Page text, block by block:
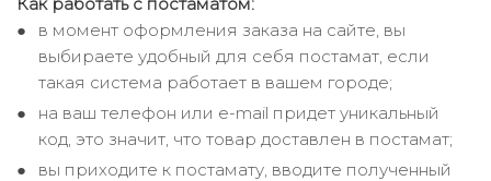
в момент оформления заказа на сайте, вы
выбираете удобный для себя постамат, если
такая система работает в вашем городе;
на ваш телефон или e-mail придет уникальный
код, это значит, что товар доставлен в постамат;
вы приходите к постамату, вводите полученный